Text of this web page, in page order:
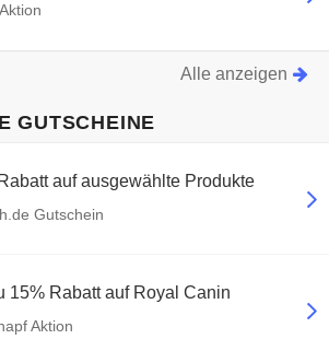
Alle anzeigen
GUTSCHEINE
auf ausgewählte Produkte
Gutschein
15% Rabatt auf Royal Canin
Aktion